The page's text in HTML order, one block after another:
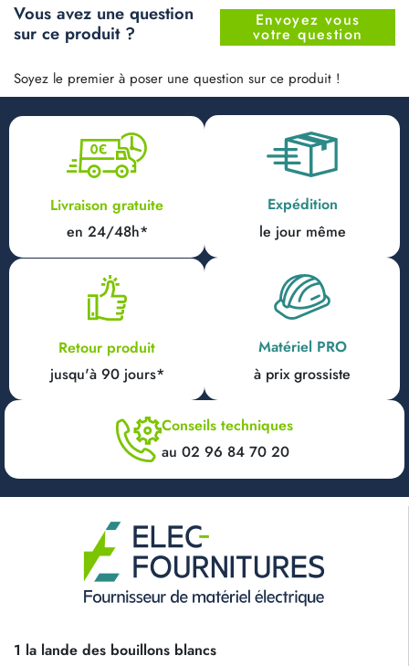
Vous avez une question
sur ce produit ?
Envoyez vous
votre question
Soyez le premier à poser une question sur ce produit !
Livraison gratuite
en 24/48h*
Expédition
le jour même
Retour produit
jusqu'à 90 jours*
Matériel PRO
à prix grossiste
Conseils techniques
au 02 96 84 70 20
1 la lande des bouillons blancs